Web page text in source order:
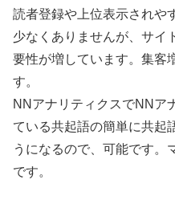
読者登録や上位表示されや
少なくありませんが、サイ
要性が増しています。集客
す。
NNアナリティクスでNNア
ている共起語の簡単に共起
うになるので、可能です。
です。